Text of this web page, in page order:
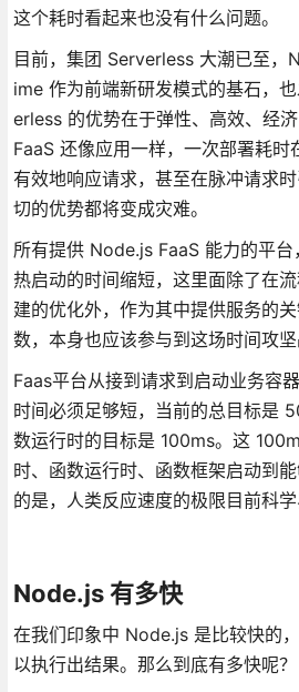
这个耗时看起来也没有什么问题。
目前，集团 Serverless 大潮已至
ime 作为前端新研发模式的基石，
erless 的优势在于弹性、高效、经
FaaS 还像应用一样，一次部署耗时
有效地响应请求，甚至在脉冲请求
切的优势都将变成灾难。
所有提供 Node.js FaaS 能力的平
热启动的时间缩短，这里面除了在
建的优化外，作为其中提供服务
数，本身也应该参与到这场时间攻坚
Faas平台从接到请求到启动业务容
时间必须足够短，当前的总目标是
数运行时的目标是 100ms。这
时、函数运行时、函数框架启动到
的是，人类反应速度的极限目前科学
Node.js 有多快
在我们印象中 Node.js 是比较快的
以执行出结果。那么到底有多快呢？